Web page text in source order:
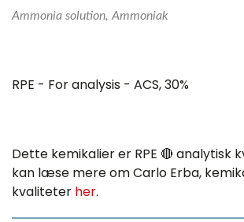
Ammonia solution, Ammoniak
RPE - For analysis - ACS, 30%
Dette kemikalier er RPE 🔴 analytisk
kan læse mere om Carlo Erba,
kvaliteter her.